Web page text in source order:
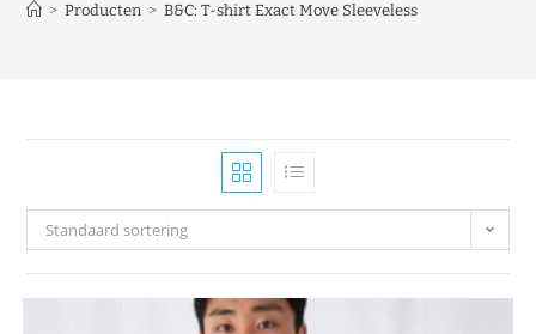
> Producten > B&C: T-shirt Exact Move Sleeveless
Standaard sortering